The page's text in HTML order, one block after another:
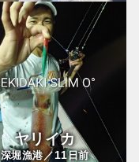
ヤリイカ
深堀漁港／ 11日前